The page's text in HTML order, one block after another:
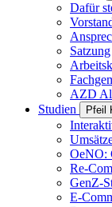
Dafür
Satzung
AZD
Studien
Pfeil
OeNO:
Re-
GenZ-
E-